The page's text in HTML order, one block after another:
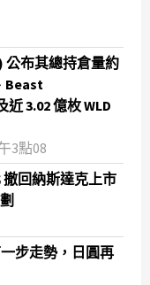
公布其總持倉量約
Beast
3.02 億枚 WLD
3點08
回納斯達克上市
步走勢，日圓再